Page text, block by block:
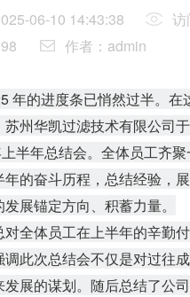
06-10 14:43:38
访
作者： admin
年的进度条已悄然过半。在
州华凯过滤技术有限公司
半年总结会。全体员工齐聚
的奋斗历程，总结经验，
展锚定方向、积蓄力量。
全体员工在上半年的辛勤
此次总结会不仅是对过往
展的谋划。随后总结了公